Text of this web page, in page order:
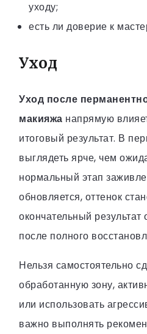
уходу;
есть ли доверие к
Уход
Уход после
макияжа напрямую
итоговый результат. В
выглядеть ярче, чем
нормальный этап
обновляется, оттенок
окончательный
после полного
Нельзя самостоятельно
обработанную зону,
или использовать
важно выполнять